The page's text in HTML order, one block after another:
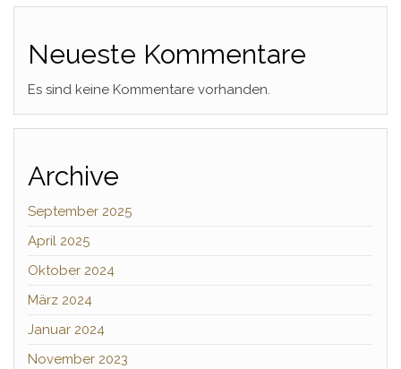
Neueste Kommentare
Es sind keine Kommentare vorhanden.
Archive
September 2025
April 2025
Oktober 2024
März 2024
Januar 2024
November 2023